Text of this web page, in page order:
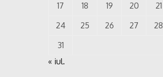
17
18 19 20 21
24
25 26 27 28
31
« iul.